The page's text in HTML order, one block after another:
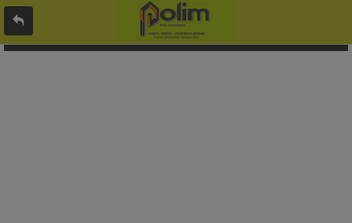
L'offre 9049583 n'existe pas ou n'est plus en ligne